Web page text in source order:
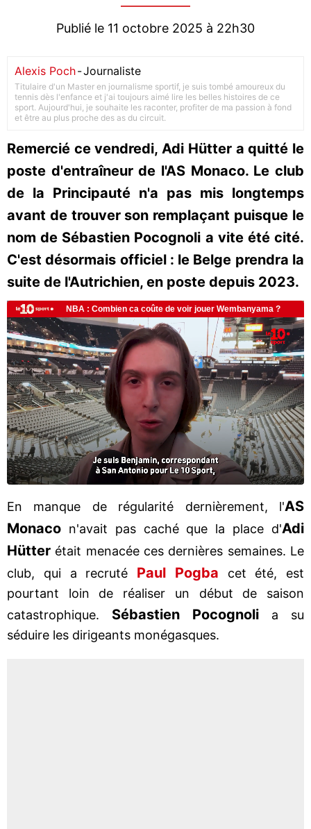
Publié le 11 octobre 2025 à 22h30
Alexis Poch-Journaliste
Titulaire d'un Master en journalisme sportif, je suis tombé amoureux du
tennis dès l'enfance et j'ai toujours aimé lire les belles histoires de ce
sport. Aujourd'hui, je souhaite les raconter, profiter de ma passion à fond
et être au plus proche des as du circuit.
Remercié ce vendredi, Adi Hütter a quitté le
poste d'entraîneur de l'AS Monaco. Le club
de la Principauté n'a pas mis longtemps
avant de trouver son remplaçant puisque le
nom de Sébastien Pocognoli a vite été cité.
C'est désormais officiel : le Belge prendra la
suite de l'Autrichien, en poste depuis 2023.
En manque de régularité dernièrement, l'AS
Monaco n'avait pas caché que la place d'Adi
Hütter était menacée ces dernières semaines. Le
club, qui a recruté Paul Pogba cet été, est
pourtant loin de réaliser un début de saison
catastrophique.
Sébastien Pocognoli a su
séduire les dirigeants monégasques.